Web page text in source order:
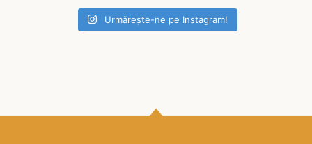
Urmărește-ne pe Instagram!